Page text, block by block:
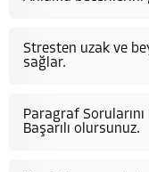
Stresten uzak ve
sağlar.
Paragraf
Başarılı olursunuz.